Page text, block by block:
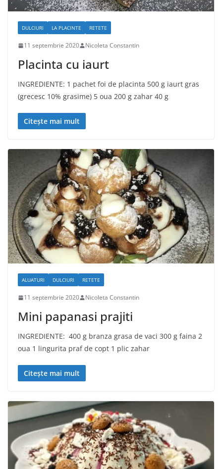
DULCIURI LA PLACINTE RETETE
11 septembrie 2020 Nicoleta Constantin
Placinta cu iaurt
INGREDIENTE: 1 pachet foi de placinta 500 g iaurt gras
(grecesc 10% grasime) 5 oua 200 g zahar 40 g
Citește mai mult
ALUATURI DULCIURI RETETE
11 septembrie 2020 Nicoleta Constantin
Mini papanasi prajiti
INGREDIENTE: 400 g branza grasa de vaci 300 g faina 2
oua 1 lingurita praf de copt 1 plic zahar
Citește mai mult